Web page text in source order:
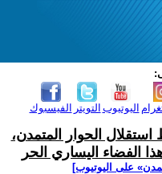
الفيسبوك التويتر اليوتيوب
استقلال الحوار المتمدن،
الفضاء اليساري الحر
على اليوتيوب]